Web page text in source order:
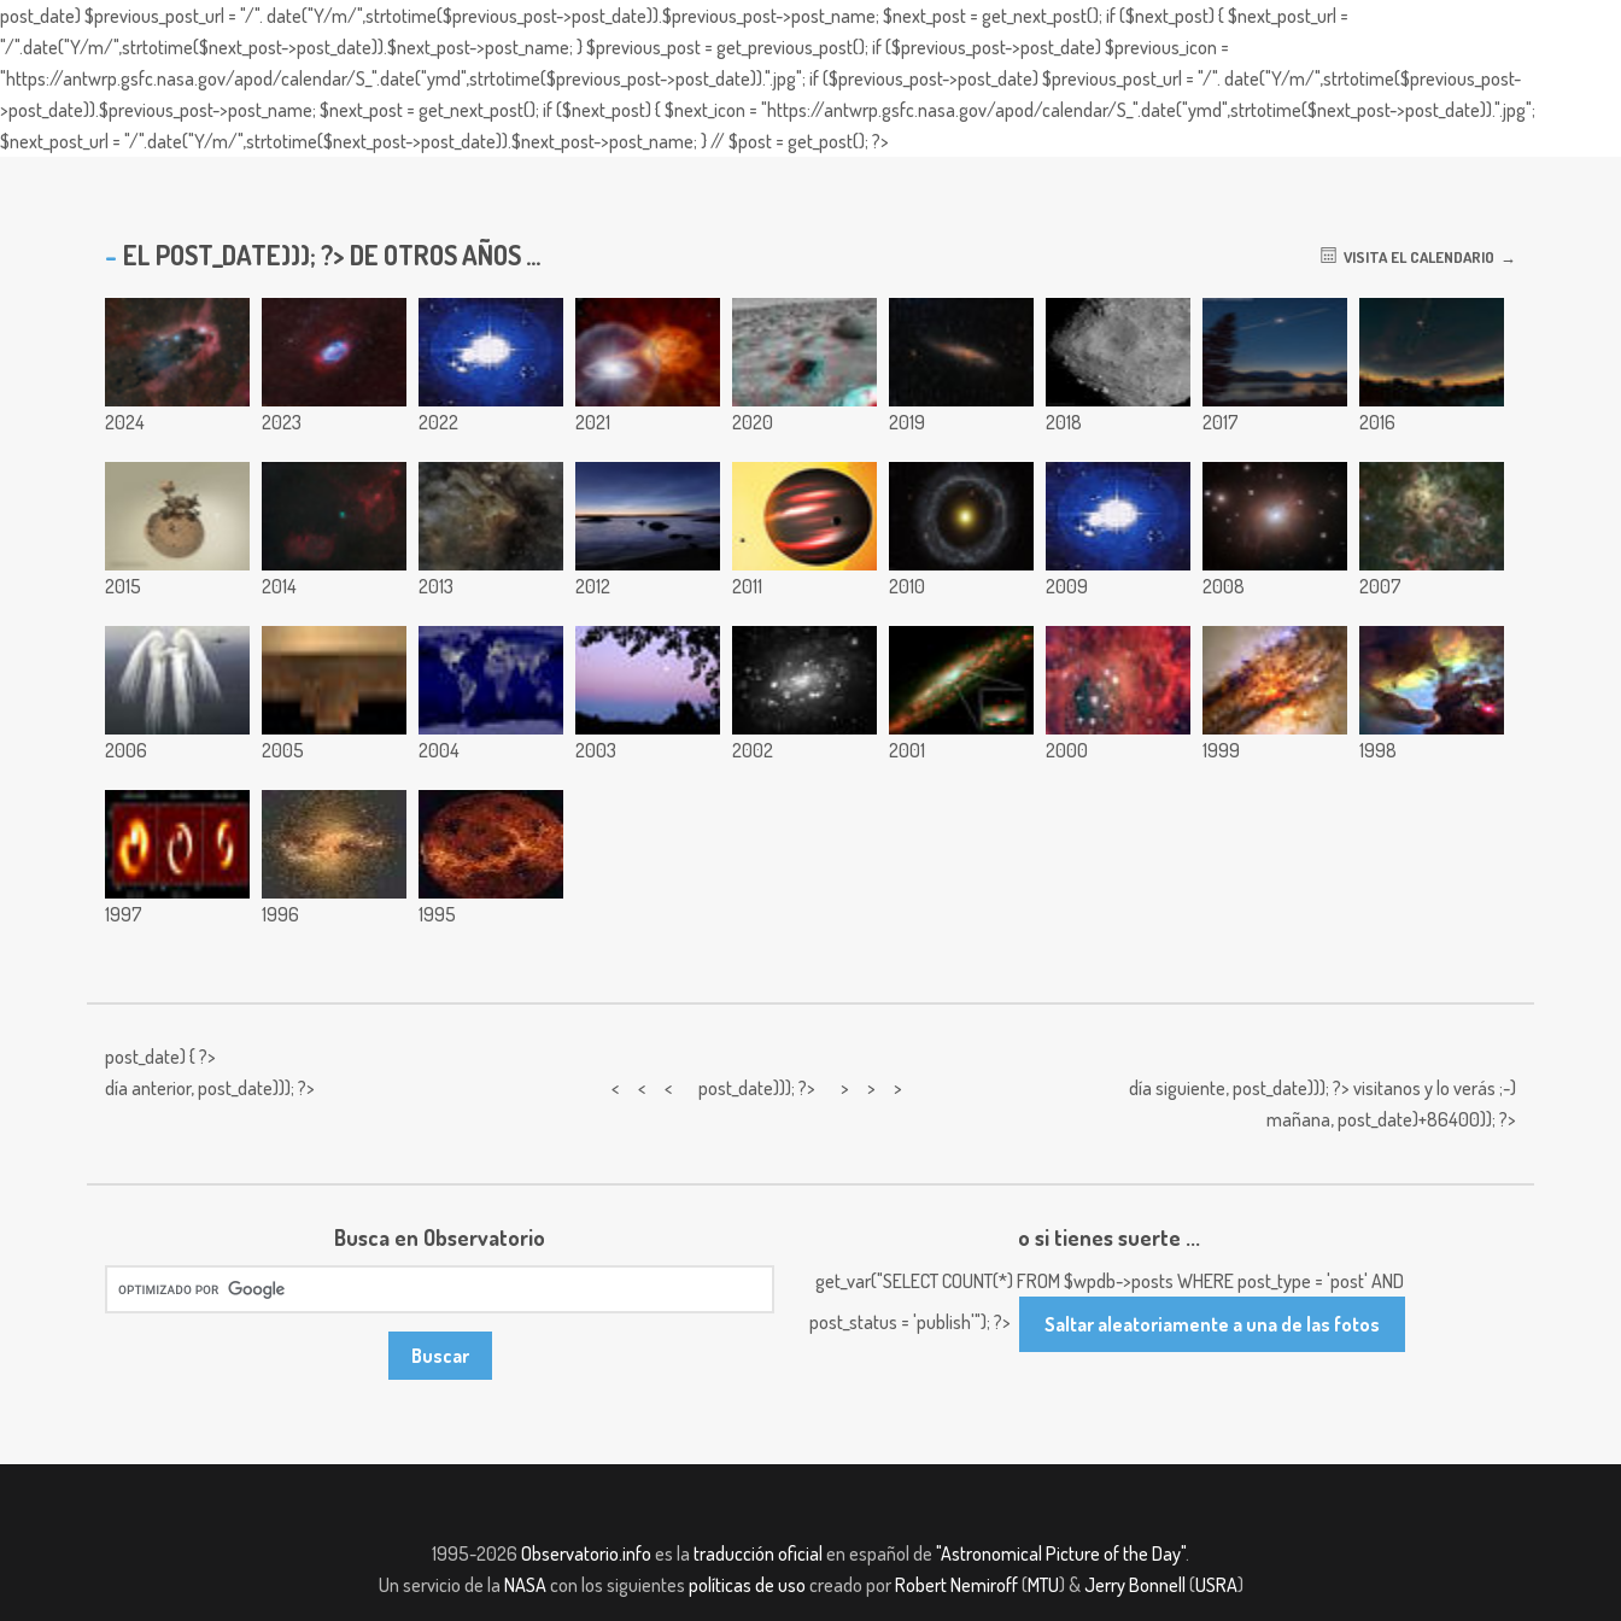
post_date) $previous_post_url = "/". date("Y/m/",strtotime($previous_post->post_date)).$previous_post->post_name; $next_post = get_next_post(); if ($next_post) { $next_post_url =
"/".date("Y/m/",strtotime($next_post->post_date)).$next_post->post_name; } $previous_post = get_previous_post(); if ($previous_post->post_date) $previous_icon =
"https://antwrp.gsfc.nasa.gov/apod/calendar/S_".date("ymd",strtotime($previous_post->post_date)).".jpg"; if ($previous_post->post_date) $previous_post_url = "/". date("Y/m/",strtotime($previous_post-
>post_date)).$previous_post->post_name; $next_post = get_next_post(); if ($next_post) { $next_icon = "https://antwrp.gsfc.nasa.gov/apod/calendar/S_".date("ymd",strtotime($next_post->post_date)).".jpg";
$next_post_url = "/".date("Y/m/",strtotime($next_post->post_date)).$next_post->post_name; } // $post = get_post(); ?>
EL POST_DATE))); ?> DE OTROS AÑOS ... VISITA EL CALENDARIO
2024 2023 2022 2021 2020 2019 2018 2017 2016
2015 2014 2013 2012 2011 2010 2009 2008 2007
2006 2005 2004 2003 2002 2001 2000 1999 1998
1997 1996 1995
post_date) { ?>
día anterior,post_date))); ?> < < < post_date))); ?> > > > día siguiente,post_date))); ?> visitanos y lo verás ;-)
mañana,post_date)+86400)); ?>
Busca en Observatorio o si tienes suerte ...
get_var("SELECT COUNT(*) FROM $wpdb->posts WHERE post_type = 'post' AND
post_status = 'publish'"); ?>
Saltar aleatoriamente a una de las fotos
1995-2026 Observatorio.info es la traducción oficial en español de "Astronomical Picture of the Day".
Un servicio de la NASAcon los siguientes políticas de uso creado porRobert Nemiroff(MTU) &Jerry Bonnell (USRA)